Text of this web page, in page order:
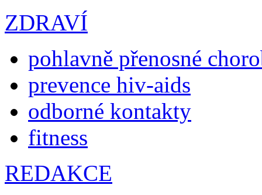
ZDRAVÍ
pohlavně přenosné
prevence hiv-aids
odborné kontakty
fitness
REDAKCE